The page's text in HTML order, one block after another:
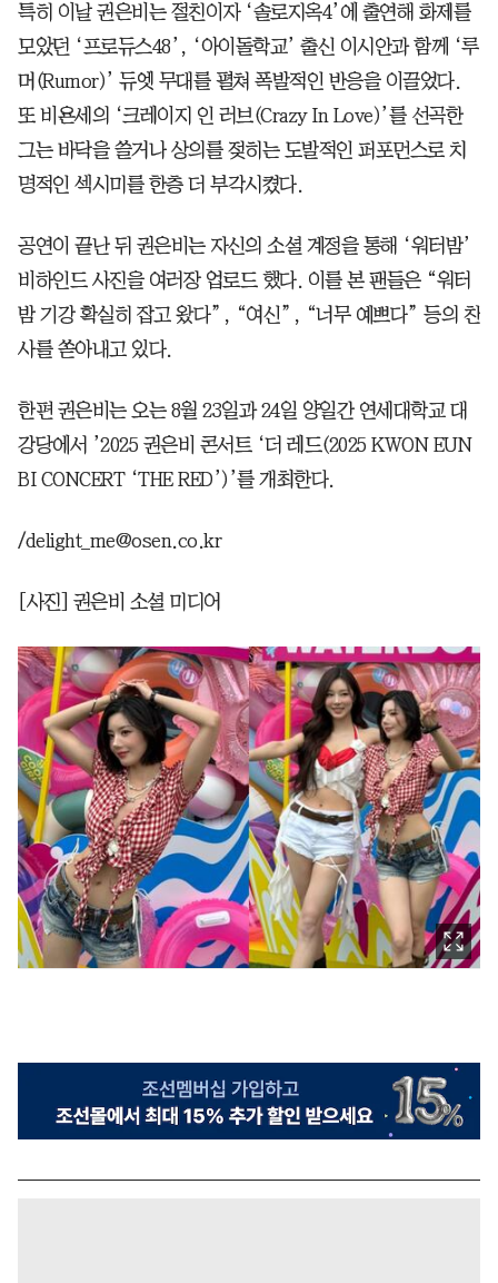
특히 이날 권은비는 절친이자 ‘솔로지옥4’에 출연해 화제를
모았던 ‘프로듀스48’, ‘아이돌학교’ 출신 이시안과 함께 ‘루
머(Rumor)’ 듀엣 무대를 펼쳐 폭발적인 반응을 이끌었다.
또 비욘세의 ‘크레이지 인 러브(Crazy In Love)’를 선곡한
그는 바닥을 쓸거나 상의를 젖히는 도발적인 퍼포먼스로 치
명적인 섹시미를 한층 더 부각시켰다.
공연이 끝난 뒤 권은비는 자신의 소셜 계정을 통해 ‘워터밤’
비하인드 사진을 여러장 업로드 했다. 이를 본 팬들은 “워터
밤 기강 확실히 잡고 왔다”, “여신”, “너무 예쁘다” 등의 찬
사를 쏟아내고 있다.
한편 권은비는 오는 8월 23일과 24일 양일간 연세대학교 대
강당에서 ’2025 권은비 콘서트 ‘더 레드(2025 KWON EUN
BI CONCERT ‘THE RED’)’를 개최한다.
/delight_me@osen.co.kr
[사진] 권은비 소셜 미디어